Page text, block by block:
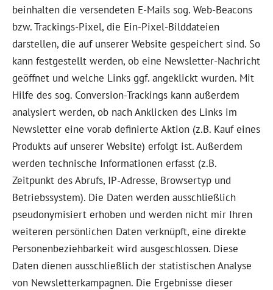
beinhalten die versendeten E-Mails sog. Web-Beacons
bzw. Trackings-Pixel, die Ein-Pixel-Bilddateien
darstellen, die auf unserer Website gespeichert sind. So
kann festgestellt werden, ob eine Newsletter-Nachricht
geöffnet und welche Links ggf. angeklickt wurden. Mit
Hilfe des sog. Conversion-Trackings kann außerdem
analysiert werden, ob nach Anklicken des Links im
Newsletter eine vorab definierte Aktion (z.B. Kauf eines
Produkts auf unserer Website) erfolgt ist. Außerdem
werden technische Informationen erfasst (z.B.
Zeitpunkt des Abrufs, IP-Adresse, Browsertyp und
Betriebssystem). Die Daten werden ausschließlich
pseudonymisiert erhoben und werden nicht mir Ihren
weiteren persönlichen Daten verknüpft, eine direkte
Personenbeziehbarkeit wird ausgeschlossen. Diese
Daten dienen ausschließlich der statistischen Analyse
von Newsletterkampagnen. Die Ergebnisse dieser